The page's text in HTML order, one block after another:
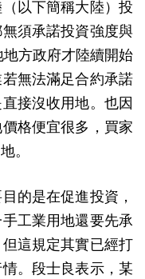
以下簡稱大陸）投
須承諾投資強度與
方政府才陸續開始
無法滿足合約承諾
接沒收用地。也因
格便宜很多，買家
。
的是在促進投資，
工業用地還要先承
這規定其實已經打
。段士良表示，某